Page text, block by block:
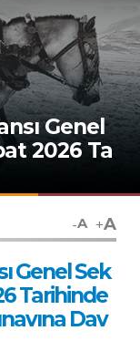
Genel
2026 Ta
Sı
Duyuru
-A +A
Genel Sek
Tarihinde
Dav